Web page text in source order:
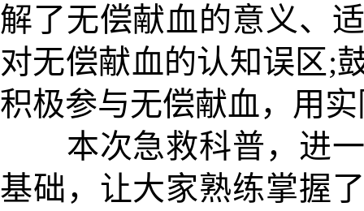
解了无偿献血的意义、
对无偿献血的认知误区;
积极参与无偿献血，用
本次急救科普，进一
基础，让大家熟练掌握